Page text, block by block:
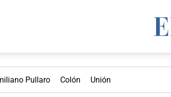
Pullaro Colón Unión